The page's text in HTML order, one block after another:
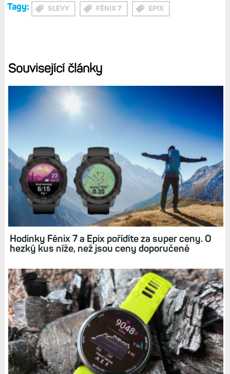
Tagy: SLEVY FÉNIX 7 EPIX
Související články